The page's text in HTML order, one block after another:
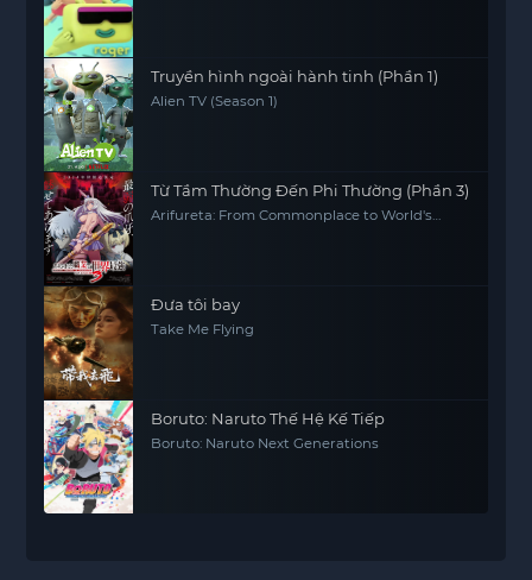
Truyền hình ngoài hành tinh (Phần 1)
Alien TV (Season 1)
Từ Tầm Thường Đến Phi Thường (Phần 3)
Arifureta: From Commonplace to World's
Đưa tôi bay
Take Me Flying
Boruto: Naruto Thế Hệ Kế Tiếp
Boruto: Naruto Next Generations